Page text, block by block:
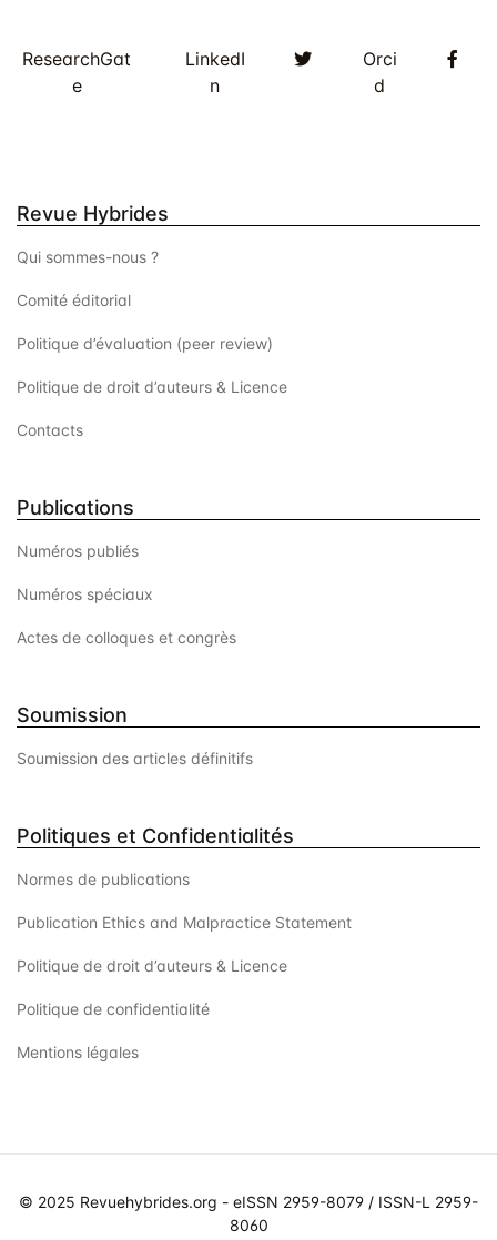
ResearchGat
e
LinkedI
n
TwitterOrci
d
Revue Hybrides
Qui sommes-nous ?
Comité éditorial
Politique d’évaluation (peer review)
Politique de droit d’auteurs & Licence
Contacts
Publications
Numéros publiés
Numéros spéciaux
Actes de colloques et congrès
Soumission
Soumission des articles définitifs
Politiques et Confidentialités
Normes de publications
Publication Ethics and Malpractice Statement
Politique de droit d’auteurs & Licence
Politique de confidentialité
Mentions légales
© 2025 Revuehybrides.org - eISSN 2959-8079 / ISSN-L 2959-
8060